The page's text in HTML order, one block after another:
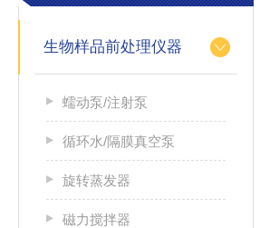
生物样品前处理仪器
蠕动泵/注射泵
循环水/隔膜真空泵
旋转蒸发器
磁力搅拌器